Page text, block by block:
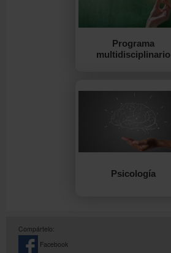
Programa
multidisciplinario
Psicología
Compártelo:
Facebook